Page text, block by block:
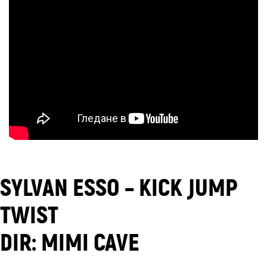
SYLVAN ESSO – KICK JUMP
TWIST
DIR: MIMI CAVE